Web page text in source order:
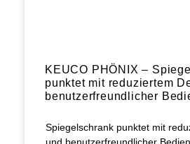
KEUCO PHÖNIX –
punktet mit reduziertem
benutzerfreundlicher
Spiegelschrank punktet mit